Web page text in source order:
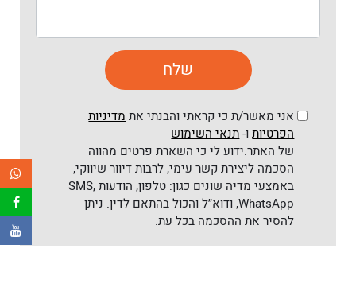
אני מאשר/ת כי קראתי והבנתי את מדיניות
הפרטיותו-תנאי השימוש
של האתר.ידוע לי כי השארת פרטים מהווה
הסכמה ליצירת קשר עימי, לרבות דיוור שיווקי,
באמצעי מדיה שונים כגון: טלפון, הודעות SMS,
WhatsApp, ודוא״ל והכול בהתאם לדין. ניתן
להסיר את ההסכמה בכל עת.